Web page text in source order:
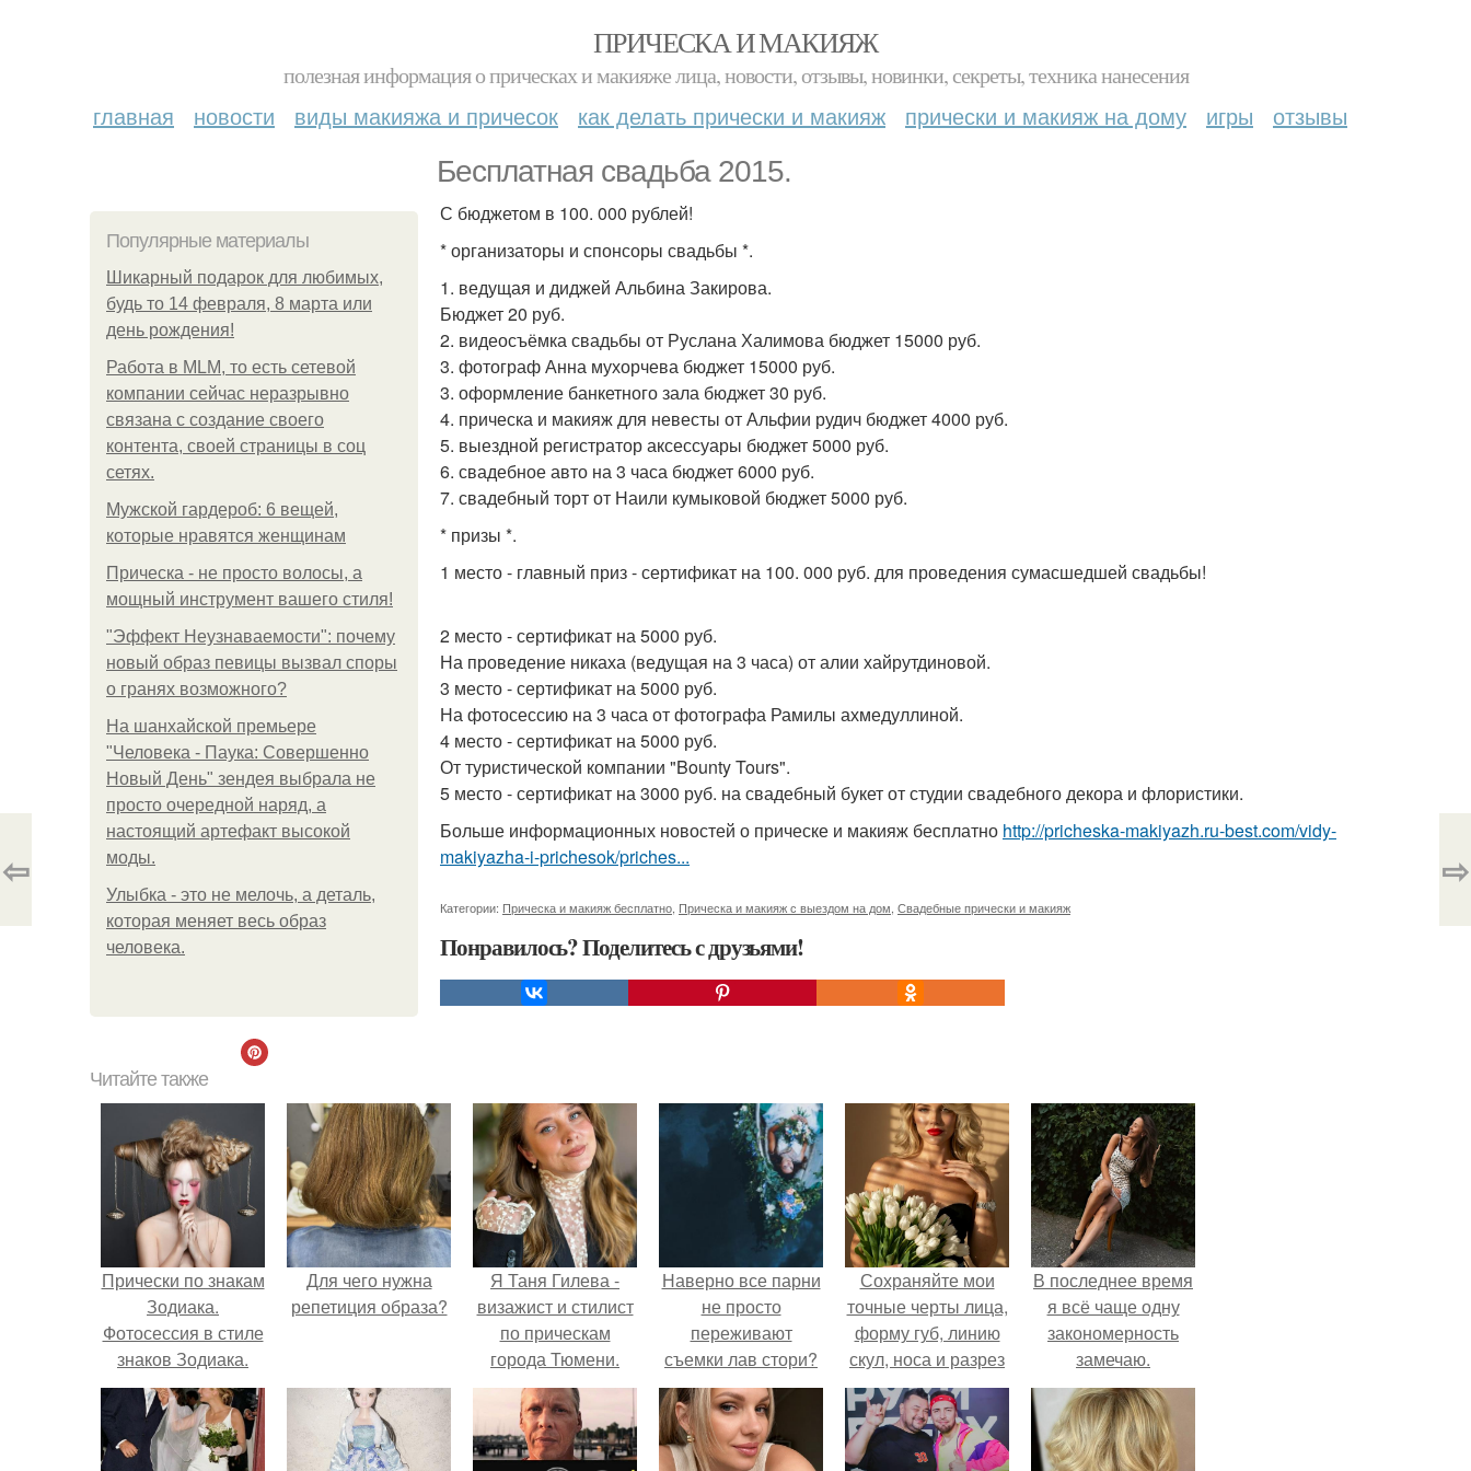
ПРИЧЕСКА И МАКИЯЖ
полезная информация о прическах и макияже лица, новости, отзывы, новинки, секреты, техника нанесения
главная новости виды макияжа и причесок как делать прически и макияж прически и макияж на дому игры отзывы
Бесплатная свадьба 2015.
Популярные материалы
Шикарный подарок для любимых,
будь то 14 февраля, 8 марта или
день рождения!
Работа в MLM, то есть сетевой
компании сейчас неразрывно
связана с создание своего
контента, своей страницы в соц
сетях.
Мужской гардероб: 6 вещей,
которые нравятся женщинам
Прическа - не просто волосы, а
мощный инструмент вашего стиля!
"Эффект Неузнаваемости": почему
новый образ певицы вызвал споры
о гранях возможного?
На шанхайской премьере
"Человека - Паука: Совершенно
Новый День" зендея выбрала не
просто очередной наряд, а
настоящий артефакт высокой
моды.
Улыбка - это не мелочь, а деталь,
которая меняет весь образ
человека.
С бюджетом в 100. 000 рублей!
* организаторы и спонсоры свадьбы *.
1. ведущая и диджей Альбина Закирова.
Бюджет 20 руб.
2. видеосъёмка свадьбы от Руслана Халимова бюджет 15000 руб.
3. фотограф Анна мухорчева бюджет 15000 руб.
3. оформление банкетного зала бюджет 30 руб.
4. прическа и макияж для невесты от Альфии рудич бюджет 4000 руб.
5. выездной регистратор аксессуары бюджет 5000 руб.
6. свадебное авто на 3 часа бюджет 6000 руб.
7. свадебный торт от Наили кумыковой бюджет 5000 руб.
* призы *.
1 место - главный приз - сертификат на 100. 000 руб. для проведения сумасшедшей свадьбы!
2 место - сертификат на 5000 руб.
На проведение никаха (ведущая на 3 часа) от алии хайрутдиновой.
3 место - сертификат на 5000 руб.
На фотосессию на 3 часа от фотографа Рамилы ахмедуллиной.
4 место - сертификат на 5000 руб.
От туристической компании "Bounty Tours".
5 место - сертификат на 3000 руб. на свадебный букет от студии свадебного декора и флористики.
Больше информационных новостей о прическе и макияж бесплатно http://pricheska-makiyazh.ru-best.com/vidy-
makiyazha-i-prichesok/priches...
Категории: Прическа и макияж бесплатно Прическа и макияж с выездом на дом Свадебные прически и макияж
Понравилось? Поделитесь с друзьями!
⇦ ⇨
Читайте также
Прически по знакам
Зодиака.
Фотосессия в стиле
знаков Зодиака.
Для чего нужна
репетиция образа?
Я Таня Гилева -
визажист и стилист
по прическам
города Тюмени.
Наверно все парни
не просто
переживают
съемки лав стори?
Сохраняйте мои
точные черты лица,
форму губ, линию
скул, носа и разрез
глаз.
В последнее время
я всё чаще одну
закономерность
замечаю.